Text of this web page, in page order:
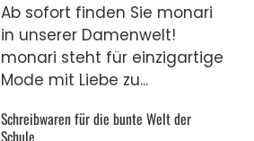
Ab sofort finden Sie monari
in unserer Damenwelt!
monari steht für einzigartige
Mode mit Liebe zu...
Schreibwaren für die bunte Welt der
Schule